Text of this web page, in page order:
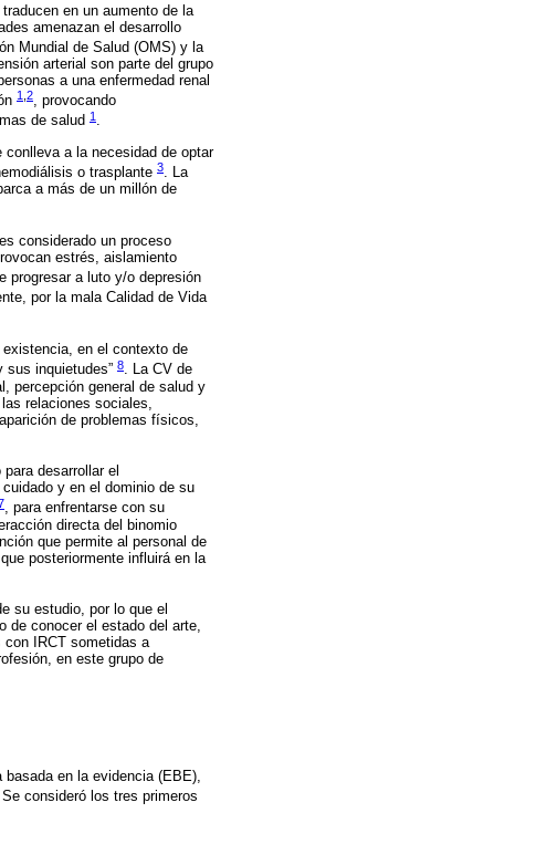
en un aumento de la
amenazan el desarrollo
Mundial de Salud (OMS) y la
arterial son parte del grupo
a una enfermedad renal
1 2, provocando
de salud 1 .
conlleva a la necesidad de optar
o trasplante 3. La
a más de un millón de
considerado un proceso
estrés, aislamiento
progresar a luto y/o depresión
por la mala Calidad de Vida
en el contexto de
inquietudes” 8. La CV de
percepción general de salud y
relaciones sociales,
de problemas físicos,
desarrollar el
y en el dominio de su
, para enfrentarse con su
directa del binomio
que permite al personal de
posteriormente influirá en la
su estudio, por lo que el
de conocer el estado del arte,
con IRCT sometidas a
en este grupo de
en la evidencia (EBE),
. Se consideró los tres primeros